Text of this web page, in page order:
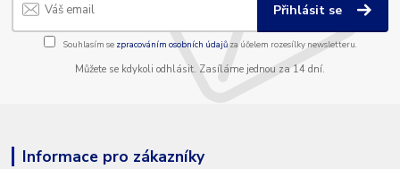
Přihlásit se
Souhlasím se zpracováním osobních údajůza účelem rozesílky newsletteru.
Můžete se kdykoli odhlásit. Zasíláme jednou za 14 dní.
Informace pro zákazníky